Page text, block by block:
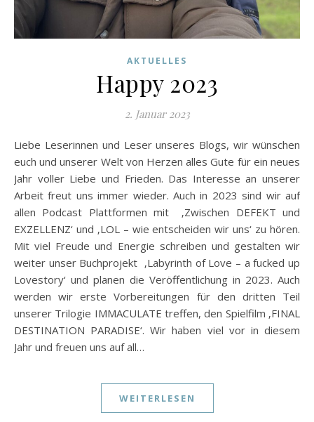
AKTUELLES
Happy 2023
2. Januar 2023
Liebe Leserinnen und Leser unseres Blogs, wir wünschen
euch und unserer Welt von Herzen alles Gute für ein neues
Jahr voller Liebe und Frieden. Das Interesse an unserer
Arbeit freut uns immer wieder. Auch in 2023 sind wir auf
allen Podcast Plattformen mit ‚Zwischen DEFEKT und
EXZELLENZ‘ und ‚LOL – wie entscheiden wir uns‘ zu hören.
Mit viel Freude und Energie schreiben und gestalten wir
weiter unser Buchprojekt ‚Labyrinth of Love – a fucked up
Lovestory‘ und planen die Veröffentlichung in 2023. Auch
werden wir erste Vorbereitungen für den dritten Teil
unserer Trilogie IMMACULATE treffen, den Spielfilm ‚FINAL
DESTINATION PARADISE‘. Wir haben viel vor in diesem
Jahr und freuen uns auf all…
WEITERLESEN